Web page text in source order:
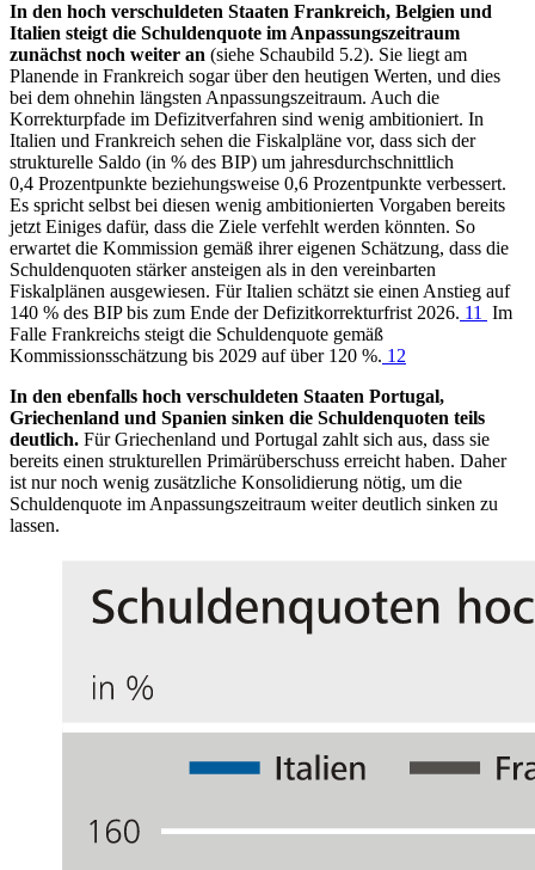
In den hoch verschuldeten Staaten Frankreich, Belgien und
Italien steigt die Schuldenquote im Anpassungszeitraum
zunächst noch weiter an (siehe Schaubild 5.2). Sie liegt am
Planende in Frankreich sogar über den heutigen Werten, und dies
bei dem ohnehin längsten Anpassungszeitraum. Auch die
Korrekturpfade im Defizitverfahren sind wenig ambitioniert. In
Italien und Frankreich sehen die Fiskalpläne vor, dass sich der
strukturelle Saldo (in % des BIP) um jahresdurchschnittlich
0,4 Prozentpunkte beziehungsweise 0,6 Prozentpunkte verbessert.
Es spricht selbst bei diesen wenig ambitionierten Vorgaben bereits
jetzt Einiges dafür, dass die Ziele verfehlt werden könnten. So
erwartet die Kommission gemäß ihrer eigenen Schätzung, dass die
Schuldenquoten stärker ansteigen als in den vereinbarten
Fiskalplänen ausgewiesen. Für Italien schätzt sie einen Anstieg auf
140 % des BIPbis zum Ende der Defizitkorrekturfrist 2026. 11 Im
Falle Frankreichs steigt die Schuldenquote gemäß
Kommissionsschätzung bis 2029 auf über 120 %. 12
In den ebenfalls hoch verschuldeten Staaten Portugal,
Griechenland und Spanien sinken die Schuldenquoten teils
deutlich. Für Griechenland und Portugal zahlt sich aus, dass sie
bereits einen strukturellen Primärüberschuss erreicht haben. Daher
ist nur noch wenig zusätzliche Konsolidierung nötig, um die
Schuldenquote im Anpassungszeitraum weiter deutlich sinken zu
lassen.